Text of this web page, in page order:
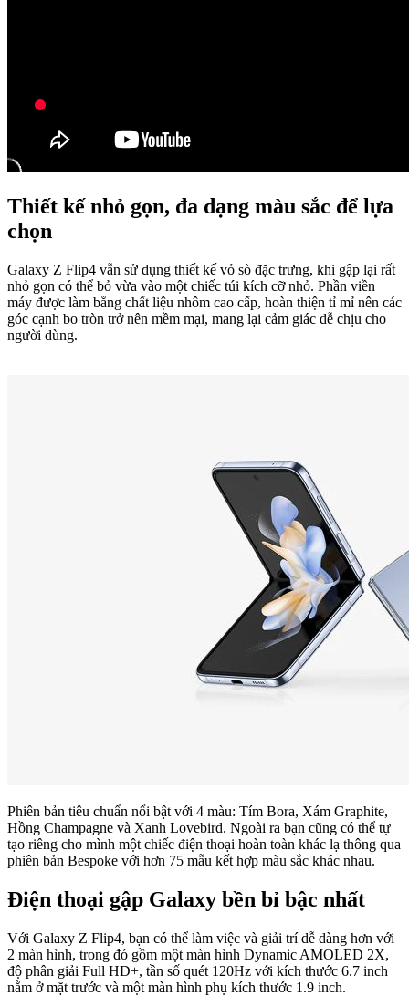
Thiết kế nhỏ gọn, đa dạng màu sắc để lựa
chọn
Galaxy Z Flip4 vẫn sử dụng thiết kế vỏ sò đặc trưng, khi gập lại rất
nhỏ gọn có thể bỏ vừa vào một chiếc túi kích cỡ nhỏ. Phần viền
máy được làm bằng chất liệu nhôm cao cấp, hoàn thiện tỉ mỉ nên các
góc cạnh bo tròn trở nên mềm mại, mang lại cảm giác dễ chịu cho
người dùng.
Phiên bản tiêu chuẩn nổi bật với 4 màu: Tím Bora, Xám Graphite,
Hồng Champagne và Xanh Lovebird. Ngoài ra bạn cũng có thể tự
tạo riêng cho mình một chiếc điện thoại hoàn toàn khác lạ thông qua
phiên bản Bespoke với hơn 75 mẫu kết hợp màu sắc khác nhau.
Điện thoại gập Galaxy bền bỉ bậc nhất
Với Galaxy Z Flip4, bạn có thể làm việc và giải trí dễ dàng hơn với
2 màn hình, trong đó gồm một màn hình Dynamic AMOLED 2X,
độ phân giải Full HD+, tần số quét 120Hz với kích thước 6.7 inch
nằm ở mặt trước và một màn hình phụ kích thước 1.9 inch.